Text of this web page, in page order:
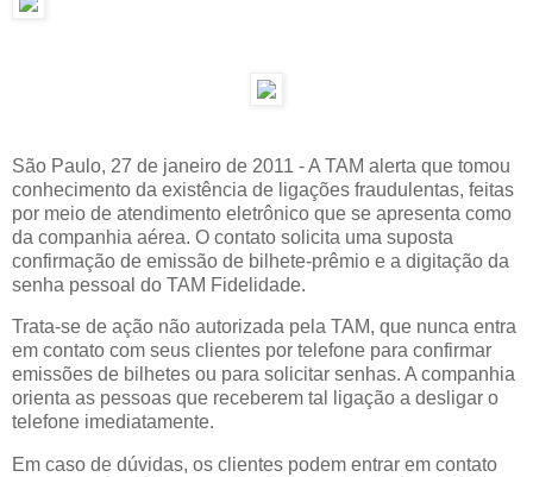
São Paulo, 27 de janeiro de 2011 - A TAM alerta que tomou
conhecimento da existência de ligações fraudulentas, feitas
por meio de atendimento eletrônico que se apresenta como
da companhia aérea. O contato solicita uma suposta
confirmação de emissão de bilhete-prêmio e a digitação da
senha pessoal do TAM Fidelidade.
Trata-se de ação não autorizada pela TAM, que nunca entra
em contato com seus clientes por telefone para confirmar
emissões de bilhetes ou para solicitar senhas. A companhia
orienta as pessoas que receberem tal ligação a desligar o
telefone imediatamente.
Em caso de dúvidas, os clientes podem entrar em contato